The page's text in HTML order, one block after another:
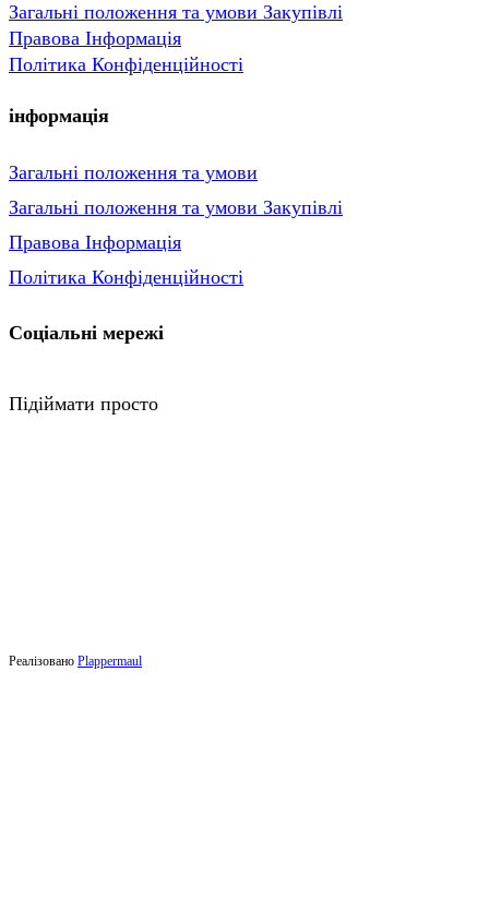
Загальні положення та умови Закупівлі
Правова Інформація
Політика Конфіденційності
інформація
Загальні положення та умови
Загальні положення та умови Закупівлі
Правова Інформація
Політика Конфіденційності
Соціальні мережі
Підіймати просто
Реалізовано Plappermaul